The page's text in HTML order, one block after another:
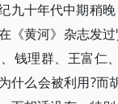
十年代中期稍晚
《黄河》杂志发
钱理群、王富仁
什么会被利用?而